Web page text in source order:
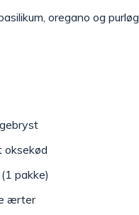
oregano og purløg
oksekød
pakke)
ærter